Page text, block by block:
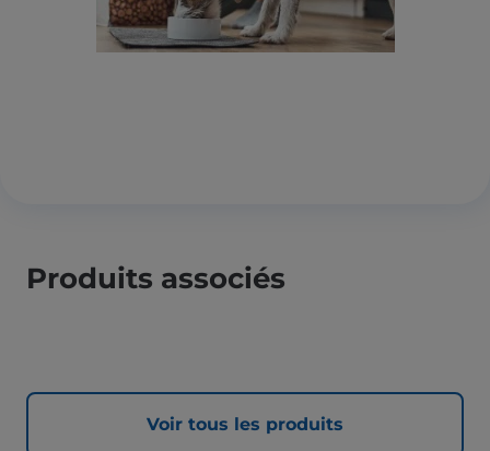
Produits associés
Voir tous les produits